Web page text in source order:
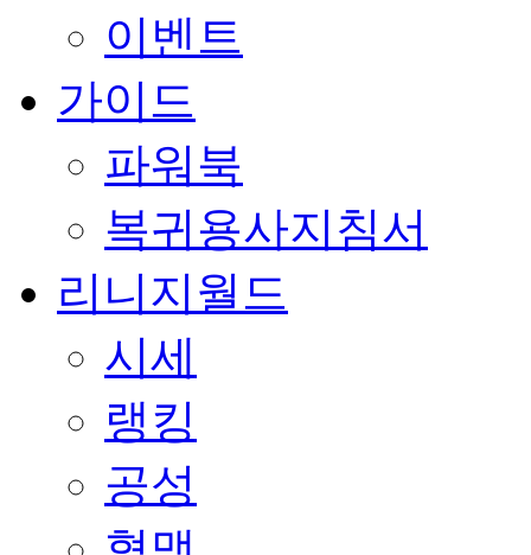
이벤트
가이드
파워북
복귀용사지침서
리니지월드
시세
랭킹
공성